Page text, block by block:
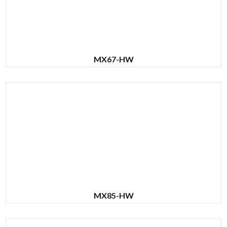
MX67-HW
MX85-HW